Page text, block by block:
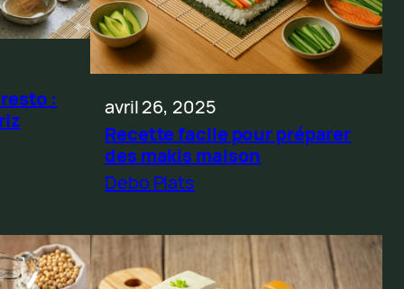
:
avril 26, 2025
Recette facile pour préparer
des makis maison
Debo Plats